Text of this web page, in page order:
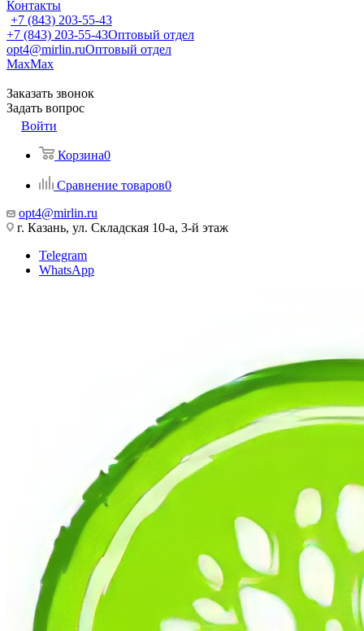
Контакты
+7 (843) 203-55-43
+7 (843) 203-55-43Оптовый отдел
opt4@mirlin.ruОптовый отдел
MaxMax
Заказать звонок
Задать вопрос
Войти
Корзина0
Сравнение товаров0
opt4@mirlin.ru
г. Казань, ул. Складская 10-а, 3-й этаж
Telegram
WhatsApp